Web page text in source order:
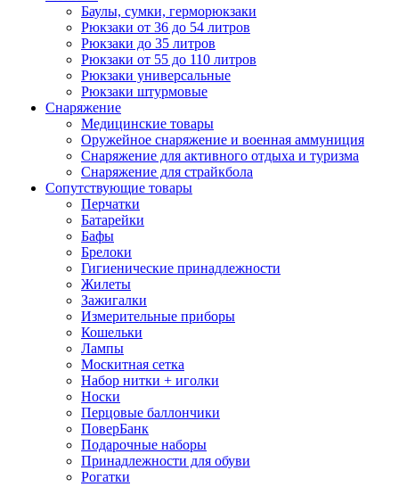
Баулы, сумки, герморюкзаки
Рюкзаки от 36 до 54 литров
Рюкзаки до 35 литров
Рюкзаки от 55 до 110 литров
Рюкзаки универсальные
Рюкзаки штурмовые
Снаряжение
Медицинские товары
Оружейное снаряжение и военная аммуниция
Снаряжение для активного отдыха и туризма
Снаряжение для страйкбола
Сопутствующие товары
Перчатки
Батарейки
Бафы
Брелоки
Гигиенические принадлежности
Жилеты
Зажигалки
Измерительные приборы
Кошельки
Лампы
Москитная сетка
Набор нитки + иголки
Носки
Перцовые баллончики
ПоверБанк
Подарочные наборы
Принадлежности для обуви
Рогатки